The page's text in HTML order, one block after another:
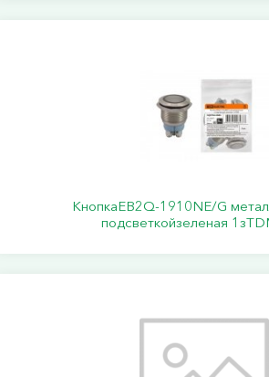
КнопкаEB2Q-1910NE/G
подсветкойзеленая